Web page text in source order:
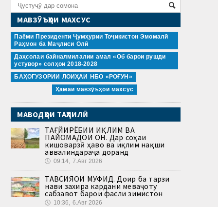
МАВЗӮЪҲОИ МАХСУС
Паёми Президенти Ҷумҳурии Тоҷикистон Эмомалӣ
Раҳмон ба Маҷлиси Олӣ
Даҳсолаи байналмилалии амал «Об барои рушди
устувор» солҳои 2018-2028
БАҲОГУЗОРИИ ЛОИҲАИ НБО «РОҒУН»
Ҳамаи мавзӯъҳои махсус
МАВОДҲОИ ТАҲЛИЛӢ
ТАҒЙИРЁБИИ ИҚЛИМ ВА
ПАЙОМАДҲОИ ОН. Дар соҳаи
кишоварзӣ ҳаво ва иқлим нақши
аввалиндараҷа доранд
🕔 09:14, 7.Авг 2026
ТАВСИЯҲОИ МУФИД. Доир ба тарзи
нави захира кардани меваҷоту
сабзавот барои фасли зимистон
🕔 10:36, 6.Авг 2026